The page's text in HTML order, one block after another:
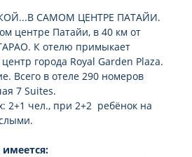
САМОМ ЦЕНТРЕ ПАТАЙИ.
центре Патайи, в 40 км от
К отелю примыкает
города Royal Garden Plaza.
Всего в отеле 290 номеров
7 Suites.
2+1 чел., при 2+2 ребёнок на